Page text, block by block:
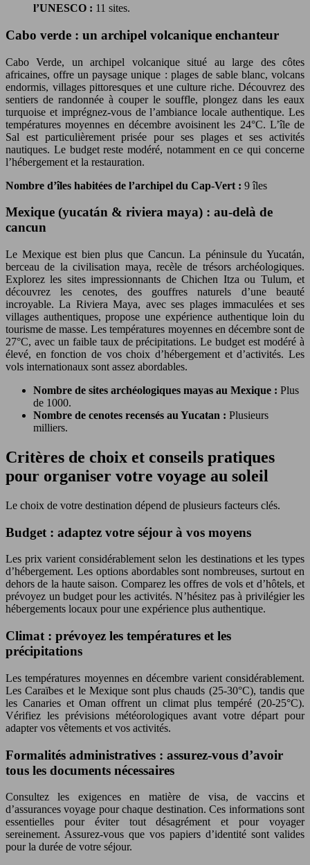
l’UNESCO : 11 sites.
Cabo verde : un archipel volcanique enchanteur
Cabo Verde, un archipel volcanique situé au large des côtes
africaines, offre un paysage unique : plages de sable blanc, volcans
endormis, villages pittoresques et une culture riche. Découvrez des
sentiers de randonnée à couper le souffle, plongez dans les eaux
turquoise et imprégnez-vous de l’ambiance locale authentique. Les
températures moyennes en décembre avoisinent les 24°C. L’île de
Sal est particulièrement prisée pour ses plages et ses activités
nautiques. Le budget reste modéré, notamment en ce qui concerne
l’hébergement et la restauration.
Nombre d’îles habitées de l’archipel du Cap-Vert : 9 îles
Mexique (yucatán & riviera maya) : au-delà de
cancun
Le Mexique est bien plus que Cancun. La péninsule du Yucatán,
berceau de la civilisation maya, recèle de trésors archéologiques.
Explorez les sites impressionnants de Chichen Itza ou Tulum, et
découvrez les cenotes, des gouffres naturels d’une beauté
incroyable. La Riviera Maya, avec ses plages immaculées et ses
villages authentiques, propose une expérience authentique loin du
tourisme de masse. Les températures moyennes en décembre sont de
27°C, avec un faible taux de précipitations. Le budget est modéré à
élevé, en fonction de vos choix d’hébergement et d’activités. Les
vols internationaux sont assez abordables.
Nombre de sites archéologiques mayas au Mexique : Plus
de 1000.
Nombre de cenotes recensés au Yucatan : Plusieurs
milliers.
Critères de choix et conseils pratiques
pour organiser votre voyage au soleil
Le choix de votre destination dépend de plusieurs facteurs clés.
Budget : adaptez votre séjour à vos moyens
Les prix varient considérablement selon les destinations et les types
d’hébergement. Les options abordables sont nombreuses, surtout en
dehors de la haute saison. Comparez les offres de vols et d’hôtels, et
prévoyez un budget pour les activités. N’hésitez pas à privilégier les
hébergements locaux pour une expérience plus authentique.
Climat : prévoyez les températures et les
précipitations
Les températures moyennes en décembre varient considérablement.
Les Caraïbes et le Mexique sont plus chauds (25-30°C), tandis que
les Canaries et Oman offrent un climat plus tempéré (20-25°C).
Vérifiez les prévisions météorologiques avant votre départ pour
adapter vos vêtements et vos activités.
Formalités administratives : assurez-vous d’avoir
tous les documents nécessaires
Consultez les exigences en matière de visa, de vaccins et
d’assurances voyage pour chaque destination. Ces informations sont
essentielles pour éviter tout désagrément et pour voyager
sereinement. Assurez-vous que vos papiers d’identité sont valides
pour la durée de votre séjour.